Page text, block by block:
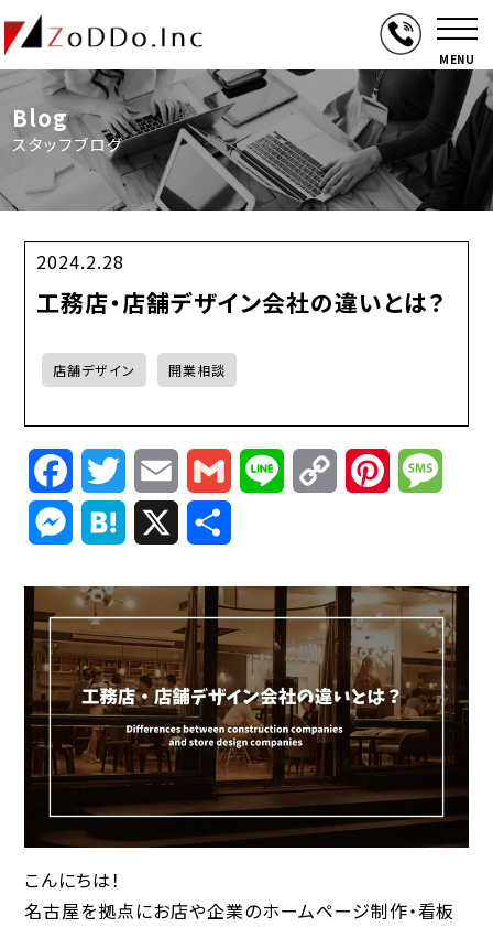
MENU
Blog
スタッフブログ
2024.2.28
工務店・店舗デザイン会社の違いとは？
店舗デザイン 開業相談
FacebookTwitterEmail Gmail Line
Copy
Link
Pinterest
Messenger
Hatena
こんにちは！
名古屋を拠点にお店や企業のホームページ制作・看板